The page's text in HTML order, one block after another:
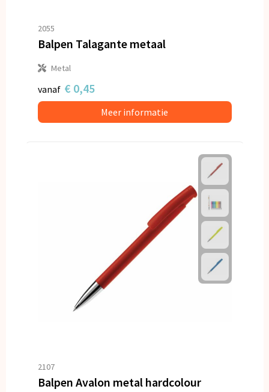
2055
Balpen Talagante metaal
Metal
vanaf € 0,45
Meer informatie
2107
Balpen Avalon metal hardcolour